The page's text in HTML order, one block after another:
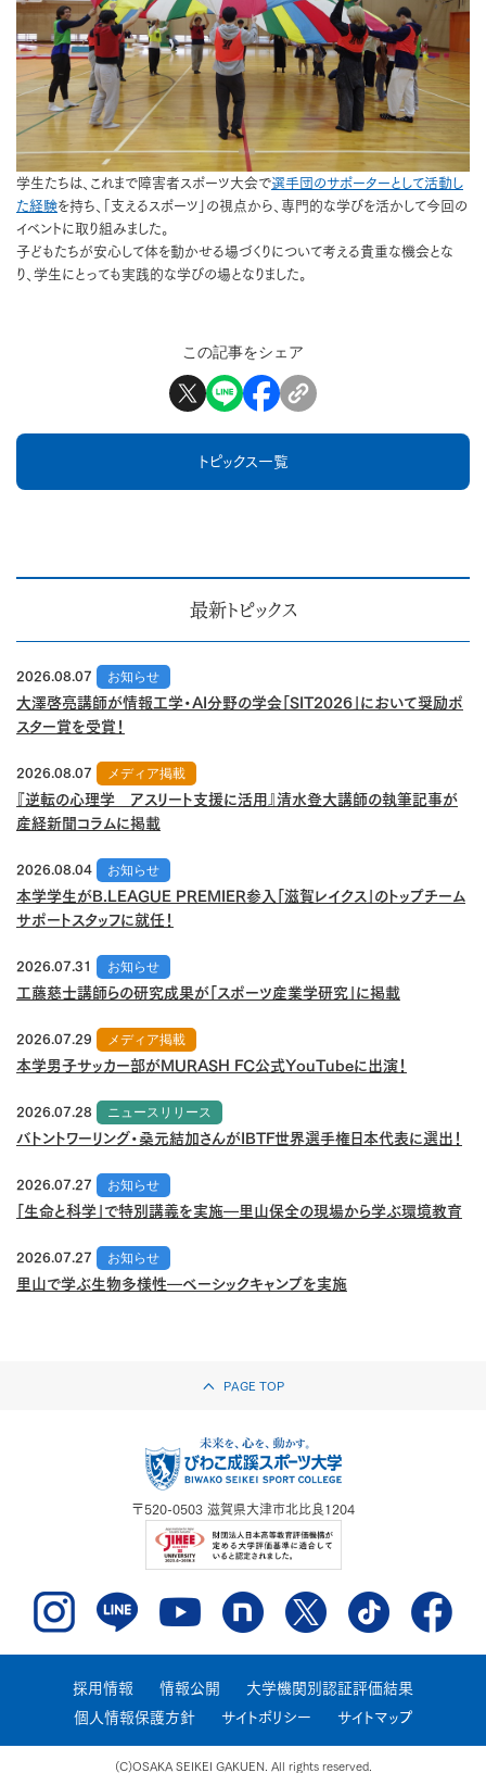
学生たちは、これまで障害者スポーツ大会で選手団のサポーターとして活動し
た経験を持ち、「支えるスポーツ」の視点から、専門的な学びを活かして今回の
イベントに取り組みました。
子どもたちが安心して体を動かせる場づくりについて考える貴重な機会とな
り、学生にとっても実践的な学びの場となりました。
この記事をシェア
トピックス一覧
最新トピックス
2026.08.07
お知らせ
大澤啓亮講師が情報工学・AI分野の学会「SIT2026」において奨励ポ
スター賞を受賞！
2026.08.07
メディア掲載
『逆転の心理学 アスリート支援に活用』清水登大講師の執筆記事が
産経新聞コラムに掲載
2026.08.04
お知らせ
本学学生がB.LEAGUE PREMIER参入「滋賀レイクス」のトップチーム
サポートスタッフに就任！
2026.07.31
お知らせ
工藤慈士講師らの研究成果が「スポーツ産業学研究」に掲載
2026.07.29
メディア掲載
本学男子サッカー部がMURASH FC公式YouTubeに出演！
2026.07.28
ニュースリリース
バトントワーリング・桑元結加さんがIBTF世界選手権日本代表に選出！
2026.07.27
お知らせ
「生命と科学」で特別講義を実施―里山保全の現場から学ぶ環境教育
2026.07.27
お知らせ
里山で学ぶ生物多様性―ベーシックキャンプを実施
PAGE TOP
〒520-0503 滋賀県大津市北比良1204
採用情報 情報公開
大学機関別認証評価結果
個人情報保護方針
サイトポリシー サイトマップ
(C)OSAKA SEIKEI GAKUEN. All rights reserved.